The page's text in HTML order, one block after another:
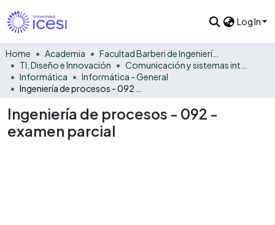
Log In
Home Academia
Facultad Barberi de Ingeniería, Diseño y Ciencias Aplicadas
TI, Diseño e Innovación
Informática
Informática - General
Ingeniería de procesos - 092 -
examen parcial